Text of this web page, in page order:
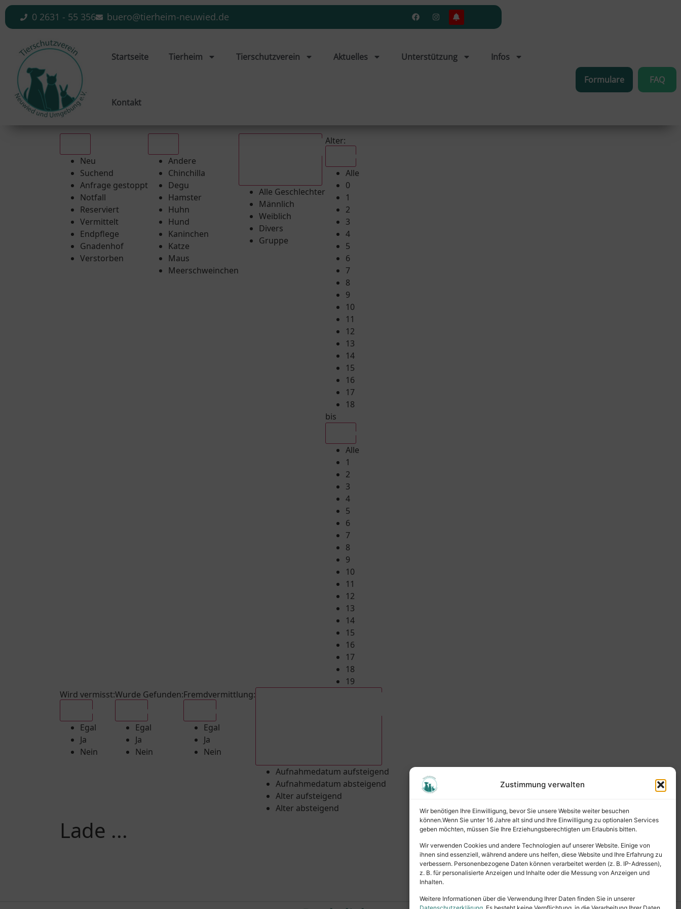
Zustimmung verwalten
Wir benötigen Ihre Einwilligung, bevor Sie unsere Website weiter besuchen
können.Wenn Sie unter 16 Jahre alt sind und Ihre Einwilligung zu optionalen Services
geben möchten, müssen Sie Ihre Erziehungsberechtigten um Erlaubnis bitten.
Wir verwenden Cookies und andere Technologien auf unserer Website. Einige von
ihnen sind essenziell, während andere uns helfen, diese Website und Ihre Erfahrung zu
verbessern. Personenbezogene Daten können verarbeitet werden (z. B. IP-Adressen),
z. B. für personalisierte Anzeigen und Inhalte oder die Messung von Anzeigen und
Inhalten.
Weitere Informationen über die Verwendung Ihrer Daten finden Sie in unserer
0 2631 - 55 356 buero@tierheim-neuwied.de
Startseite Tierheim Tierschutzverein Aktuelles Unterstützung Infos
Kontakt
Formulare FAQ
Neu
Suchend
Anfrage gestoppt
Notfall
Reserviert
Vermittelt
Endpflege
Gnadenhof
Verstorben
Andere
Chinchilla
Degu
Hamster
Huhn
Hund
Kaninchen
Katze
Maus
Meerschweinchen
Alle Geschlechter
Männlich
Weiblich
Divers
Gruppe
Alter:
Alle
0
1
2
3
4
5
6
7
8
9
10
11
12
13
14
15
16
17
18
bis
Alle
1
2
3
4
5
6
7
8
9
10
11
12
13
14
15
16
17
18
19
Wird vermisst:
Egal
Ja
Nein
Wurde Gefunden:
Egal
Ja
Nein
Fremdvermittlung:
Egal
Ja
Nein
Aufnahmedatum aufsteigend
Aufnahmedatum absteigend
Alter aufsteigend
Alter absteigend
Lade ...